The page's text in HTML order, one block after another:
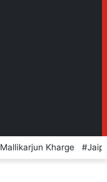
Mallikarjun Kharge